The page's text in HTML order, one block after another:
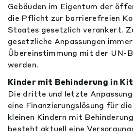
Gebäuden im Eigentum der
die Pflicht zur barrierefreien
Staates gesetzlich verankert.
gesetzliche Anpassungen
Übereinstimmung mit der UN-
werden.
Kinder mit Behinderung in
Die dritte und letzte
eine Finanzierungslösung für
kleinen Kindern mit
besteht aktuell eine